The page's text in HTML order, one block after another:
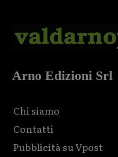
Arno Edizioni Srl
Chi siamo
Contatti
Pubblicità su Vpost